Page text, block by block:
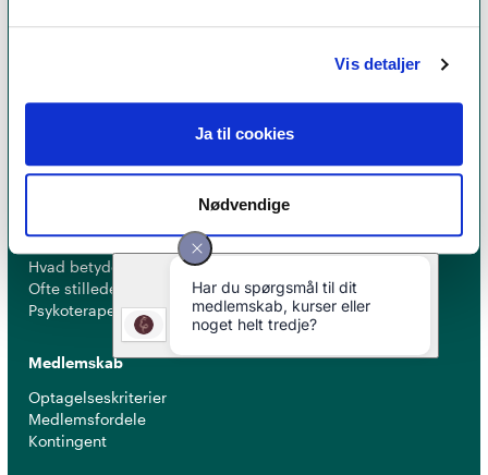
Vis detaljer
Ja til cookies
Nødvendige
leve op til en række kriterier om uddannelse og
Hvad betyder titlen 'psykoterapeut MPF' ?
Ofte stillede spørgsmål
Psykoterapeuter nær dig
Medlemskab
Optagelseskriterier
Medlemsfordele
Kontingent